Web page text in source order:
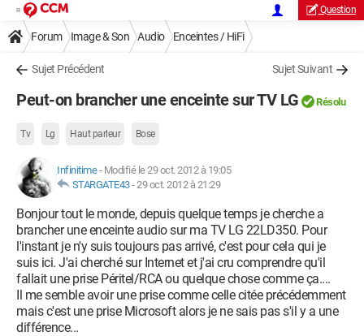
Question
Forum Image & Son Audio Enceintes / HiFi
Sujet Précédent Sujet Suivant
Peut-on brancher une enceinte sur TV LG Résolu
Tv Lg Haut parleur Bose
Infinitime- Modifié le 29 oct. 2012 à 19:05
STARGATE43-29 oct. 2012 à 21:29
Bonjour tout le monde, depuis quelque temps je cherche a
brancher une enceinte audio sur ma TV LG 22LD350. Pour
l'instant je n'y suis toujours pas arrivé, c'est pour cela qui je
suis ici. J'ai cherché sur Internet et j'ai cru comprendre qu'il
fallait une prise Péritel/RCA ou quelque chose comme ça....
Il me semble avoir une prise comme celle citée précédemment
mais c'est une prise Microsoft alors je ne sais pas s'il y a une
différence...